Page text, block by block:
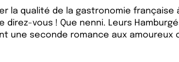
la qualité de la gastronomie
direz-vous ! Que nenni. Leurs
une seconde romance aux amoureux